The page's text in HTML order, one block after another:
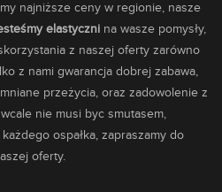
najniższe ceny w regionie, nasze
elastyczni na wasze pomysły,
z naszej oferty zarówno
z nami gwarancja dobrej zabawa,
przeżycia, oraz zadowolenie z
nie musi byc smutasem,
ospałka, zapraszamy do
oferty.